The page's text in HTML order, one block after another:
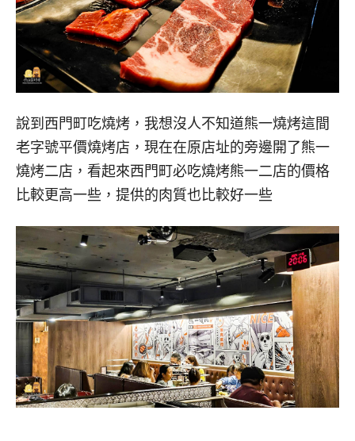
說到西門町吃燒烤，我想沒人不知道熊一燒烤這間
老字號平價燒烤店，現在在原店址的旁邊開了熊一
燒烤二店，看起來西門町必吃燒烤熊一二店的價格
比較更高一些，提供的肉質也比較好一些